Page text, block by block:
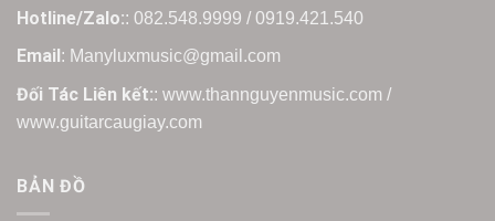
Hotline/Zalo:: 082.548.9999 / 0919.421.540
Email : Manyluxmusic@gmail.com
Đối Tác Liên kết:: www.thannguyenmusic.com /
www.guitarcaugiay.com
BẢN ĐỒ